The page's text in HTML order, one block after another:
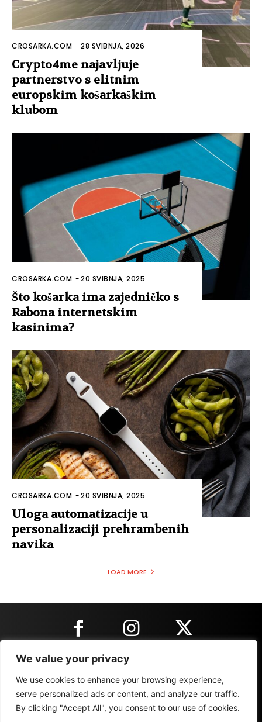
We value your privacy
We use cookies to enhance your browsing experience,
serve personalized ads or content, and analyze our traffic.
By clicking "Accept All", you consent to our use of cookies.
CROSARKA.COM -28 SVIBNJA, 2026
Crypto4me najavljuje
partnerstvo s elitnim
europskim košarkaškim
klubom
CROSARKA.COM -20 SVIBNJA, 2025
Što košarka ima zajedničko s
Rabona internetskim
kasinima?
CROSARKA.COM -20 SVIBNJA, 2025
Uloga automatizacije u
personalizaciji prehrambenih
navika
LOAD MORE
KONTAKT INFORMACIJE
IMPRESSUM MARKETING REZULTATI